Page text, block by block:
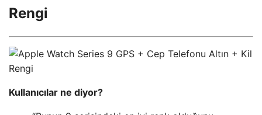
Rengi
Kullanıcılar ne diyor?